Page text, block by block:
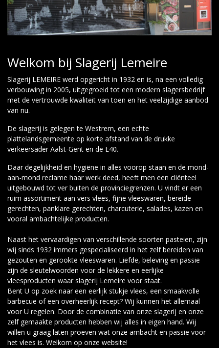
Welkom bij Slagerij Lemeire
Slagerij LEMEIRE werd opgericht in 1932 en is, na een volledig
verbouwing in 2005, uitgegroeid tot een modern slagersbedrijf
met de vertrouwde kwaliteit van toen en het veelzijdige aanbod
van nu.
De slagerij is gelegen te Westrem, een echte
plattelandsgemeente op korte afstand van de drukke
verkeersader Aalst-Gent en de E40.
Daar degelijkheid en hygiëne in alles voorop staan en de mond-
aan-mond reclame haar werk deed, heeft men een cliënteel
uitgebouwd tot ver buiten de provinciegrenzen. U vindt er een
ruim assortiment aan vers vlees, fijne vleeswaren, bereide
gerechten, panklare gerechten, charcuterie, salades, kazen en
vooral ambachtelijke producten.
Naast het vervaardigen van verschillende soorten pasteien, zijn
wij sinds 1932 immers gespecialiseerd in het zelf bereiden van
gezouten en gerookte vleeswaren. Liefde, beleving en passie
zijn de sleutelwoorden voor de lekkere en eerlijke
vleesproducten waar slagerij Lemeire voor staat.
Bent U op zoek naar een eerlijk stukje vlees, een smaakvolle
barbecue of een overheerlijk recept? Wij kunnen het allemaal
voor U regelen. Door de combinatie van onze slagerij en onze
zelf gemaakte producten hebben wij alles in eigen hand. Wij
willen u graag laten proeven wat onze ambacht en passie voor
het vlees is. Welkom op onze website!